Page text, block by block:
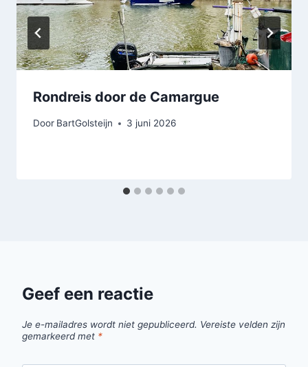
Rondreis door de Camargue
Door BartGolsteijn 3 juni 2026
Geef een reactie
Je e-mailadres wordt niet gepubliceerd. Vereiste velden zijn
gemarkeerd met *